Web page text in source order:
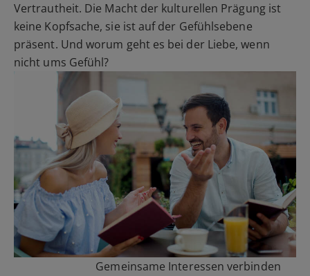
Vertrautheit. Die Macht der kulturellen Prägung ist
keine Kopfsache, sie ist auf der Gefühlsebene
präsent. Und worum geht es bei der Liebe, wenn
nicht ums Gefühl?
Gemeinsame Interessen verbinden